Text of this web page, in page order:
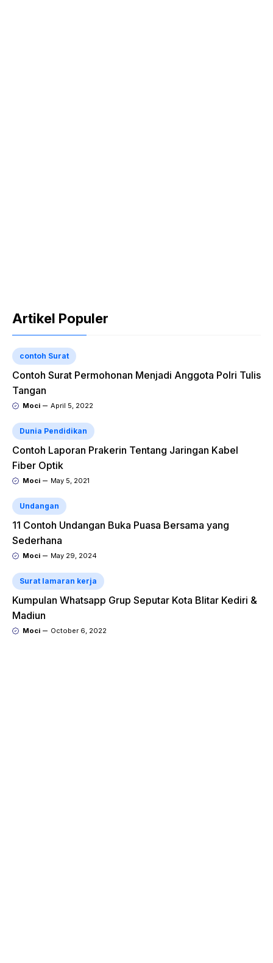
Artikel Populer
contoh Surat
Contoh Surat Permohonan Menjadi Anggota Polri Tulis
Tangan
Moci April 5, 2022
Dunia Pendidikan
Contoh Laporan Prakerin Tentang Jaringan Kabel
Fiber Optik
Moci May 5, 2021
Undangan
11 Contoh Undangan Buka Puasa Bersama yang
Sederhana
Moci May 29, 2024
Surat lamaran kerja
Kumpulan Whatsapp Grup Seputar Kota Blitar Kediri &
Madiun
Moci October 6, 2022